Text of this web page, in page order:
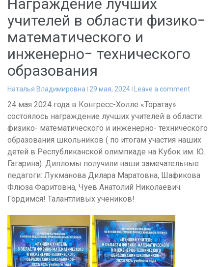
учителей в области физико-
математического и
инженерно- технического
образования
Наталья Владимировна 29 мая, 2024 Leave a comment
24 мая 2024 года в Конгресс-Холле «Торатау»
состоялось награждение лучших учителей в области
физико- математического и инженерно- технического
образования школьников ( по итогам участия наших
детей в Республиканской олимпиаде на Кубок им. Ю.
Гагарина). Дипломы получили наши замечательные
педагоги: Лукманова Дилара Маратовна, Шафикова
Флюза Фаритовна, Чуев Анатолий Николаевич.
Гордимся! Талантливых учеников!